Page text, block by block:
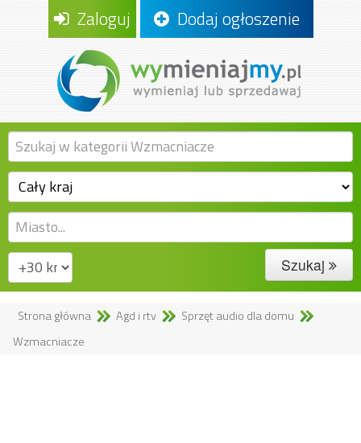
Zaloguj Dodaj ogłoszenie
Szukaj
Strona główna Agd i rtv
Sprzęt audio dla domu
Wzmacniacze